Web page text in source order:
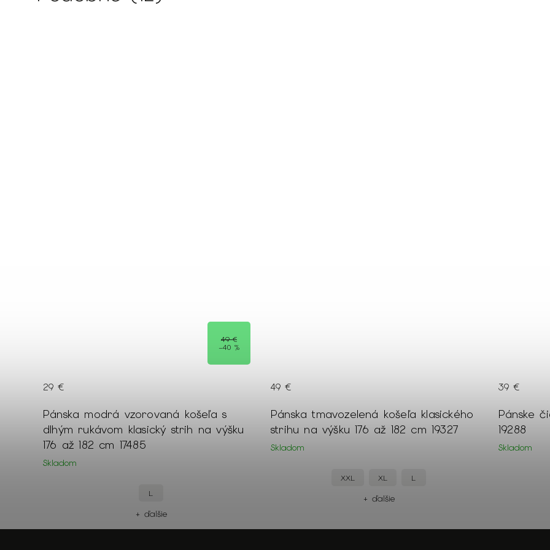
49 €
–40 %
Pánska modrá vzorovaná košeľa s
dlhým rukávom klasický strih na výšku
176 až 182 cm 17485
Skladom
29 €
L
+ ďalšie
Pánska tmavozelená košeľa klasického
strihu na výšku 176 až 182 cm 19327
Skladom
49 €
XXL XL L
+ ďalšie
Pánske
19288
Skladom
39 €